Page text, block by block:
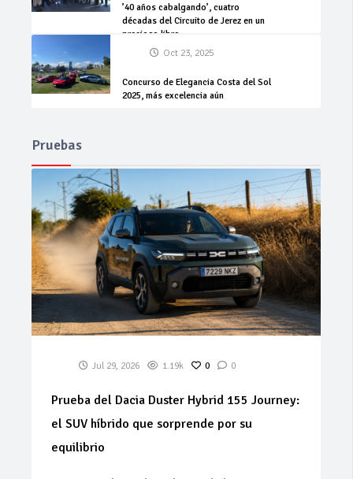
’40 años cabalgando’, cuatro
décadas del Circuito de Jerez en un
precioso libro
Oct 23, 2025
Concurso de Elegancia Costa del Sol
2025, más excelencia aún
Pruebas
Jul 29, 2026 1.19k 0 0
Prueba del Dacia Duster Hybrid 155 Journey:
el SUV híbrido que sorprende por su
equilibrio